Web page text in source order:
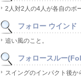
2人対2人の4人が各自のボ
フォロー ウインド
追い風のこと。
フォロースルー
スイングのインパクト後か